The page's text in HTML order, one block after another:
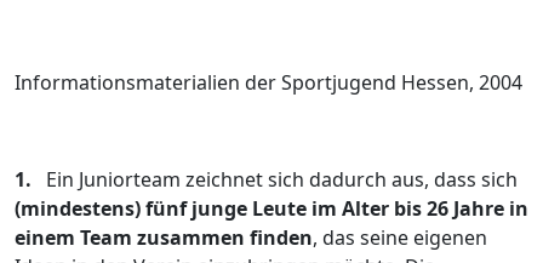
Informationsmaterialien der Sportjugend Hessen, 2004
1. Ein Juniorteam zeichnet sich dadurch aus, dass sich
(mindestens) fünf junge Leute im Alter bis 26 Jahre in
einem Team zusammen finden, das seine eigenen